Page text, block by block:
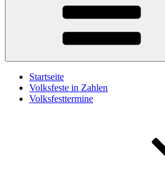
Startseite
Volksfeste in Zahlen
Volksfesttermine